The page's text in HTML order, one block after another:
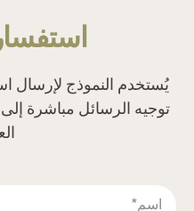
‫يُستخدم النموذج لإرسال
توجيه الرسائل مباشرة